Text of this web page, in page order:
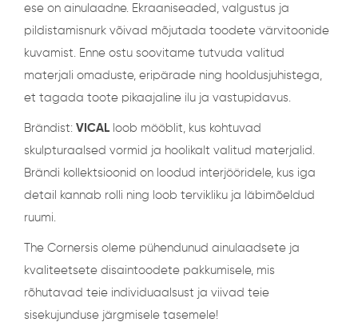
ese on ainulaadne. Ekraaniseaded, valgustus ja
pildistamisnurk võivad mõjutada toodete värvitoonide
kuvamist. Enne ostu soovitame tutvuda valitud
materjali omaduste, eripärade ning hooldusjuhistega,
et tagada toote pikaajaline ilu ja vastupidavus.
Brändist: VICAL loob mööblit, kus kohtuvad
skulpturaalsed vormid ja hoolikalt valitud materjalid.
Brändi kollektsioonid on loodud interjööridele, kus iga
detail kannab rolli ning loob tervikliku ja läbimõeldud
ruumi.
The Cornersis oleme pühendunud ainulaadsete ja
kvaliteetsete disaintoodete pakkumisele, mis
rõhutavad teie individuaalsust ja viivad teie
sisekujunduse järgmisele tasemele!